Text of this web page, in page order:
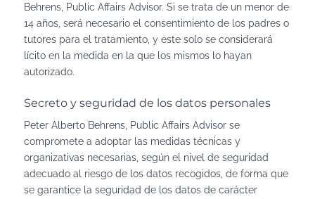
Behrens, Public Affairs Advisor. Si se trata de un menor de
14 años, será necesario el consentimiento de los padres o
tutores para el tratamiento, y este solo se considerará
lícito en la medida en la que los mismos lo hayan
autorizado.
Secreto y seguridad de los datos personales
Peter Alberto Behrens, Public Affairs Advisor se
compromete a adoptar las medidas técnicas y
organizativas necesarias, según el nivel de seguridad
adecuado al riesgo de los datos recogidos, de forma que
se garantice la seguridad de los datos de carácter